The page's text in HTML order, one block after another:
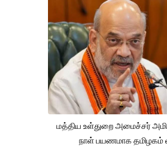
மத்திய உள்துறை அமைச்சர்
நாள் பயணமாக தமிழகம்